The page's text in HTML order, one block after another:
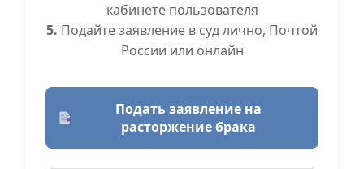
кабинете пользователя
5. Подайте заявление в суд лично, Почтой
России или онлайн
Подать заявление на
расторжение брака